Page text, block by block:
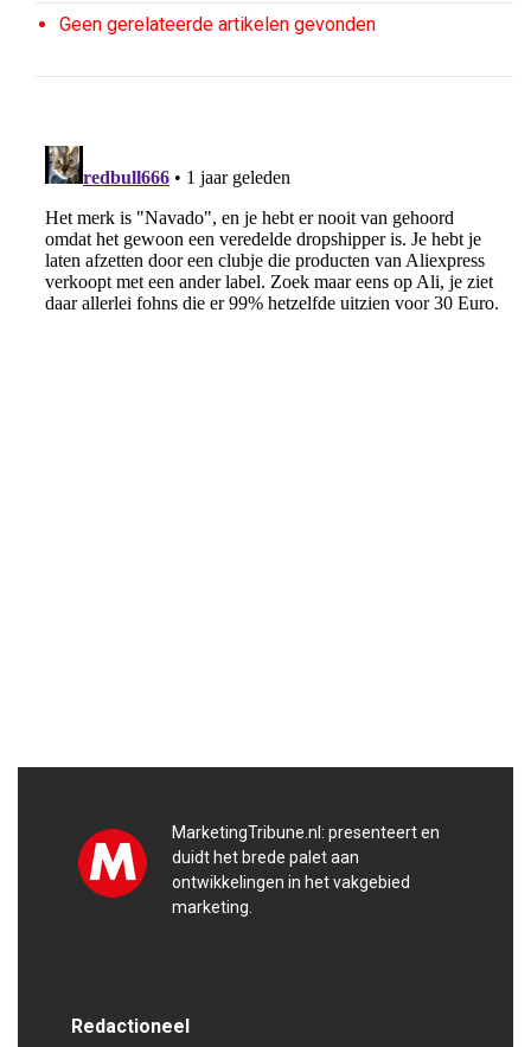
Geen gerelateerde artikelen gevonden
MarketingTribune.nl: presenteert en
duidt het brede palet aan
ontwikkelingen in het vakgebied
marketing.
Redactioneel